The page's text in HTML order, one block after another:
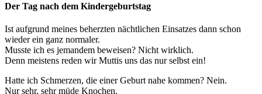
Der Tag nach dem Kindergeburtstag
Ist aufgrund meines beherzten nächtlichen Einsatzes dann schon
wieder ein ganz normaler.
Musste ich es jemandem beweisen? Nicht wirklich.
Denn meistens reden wir Muttis uns das nur selbst ein!
Hatte ich Schmerzen, die einer Geburt nahe kommen? Nein.
Nur sehr, sehr müde Knochen.